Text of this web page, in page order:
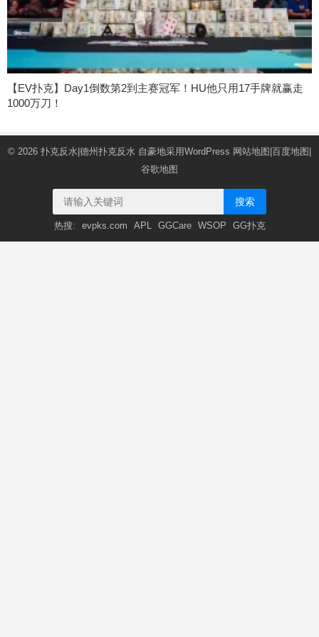
【EV扑克】Day1倒数第2到主赛冠军！HU他只用17手牌就赢走
1000万刀！
© 2026 扑克反水|德州扑克反水 自豪地采用WordPress 网站地图|百度地图|
谷歌地图
搜索
热搜: evpks.com APL GGCare WSOP GG扑克